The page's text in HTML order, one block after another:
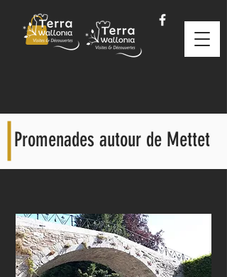
Promenades autour de Mettet